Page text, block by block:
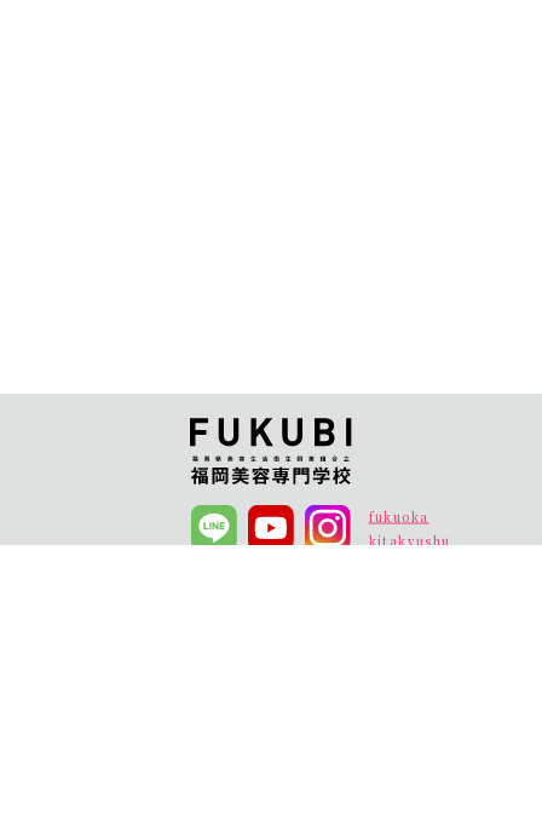
オープンキャンパス
北九州校
資料請求
fukuoka
kitakyushu